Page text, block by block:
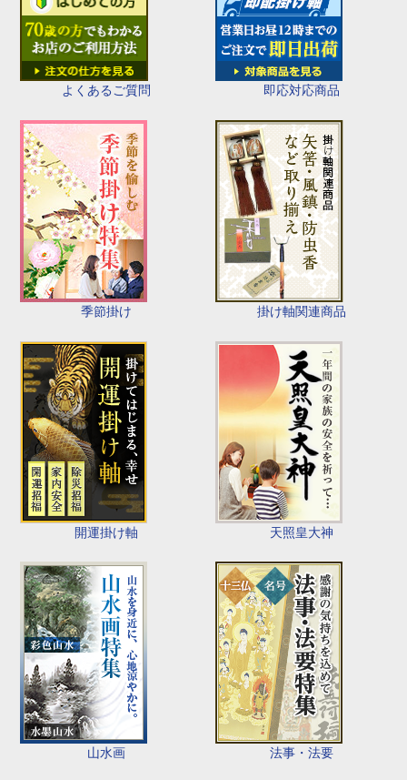
よくあるご質問 即応対応商品
季節掛け 掛け軸関連商品
開運掛け軸 天照皇大神
山水画 法事・法要